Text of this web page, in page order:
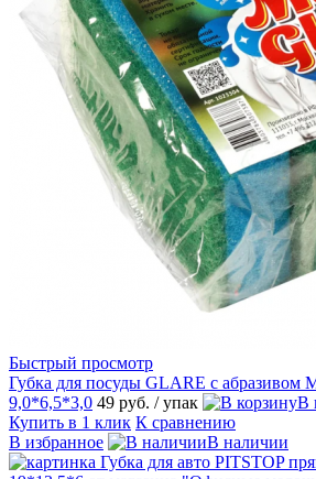
Быстрый просмотр
Губка для посуды GLARE с
9,0*6,5*3,0 49 руб. / упак В
Купить в 1 клик К сравнению
В избранное
В наличии